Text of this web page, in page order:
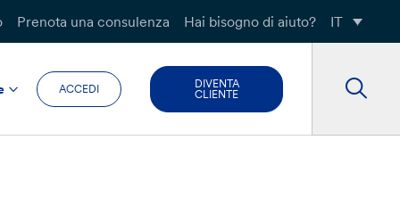
Prenota una consulenza Hai bisogno di aiuto? IT
ACCEDI
DIVENTA
CLIENTE